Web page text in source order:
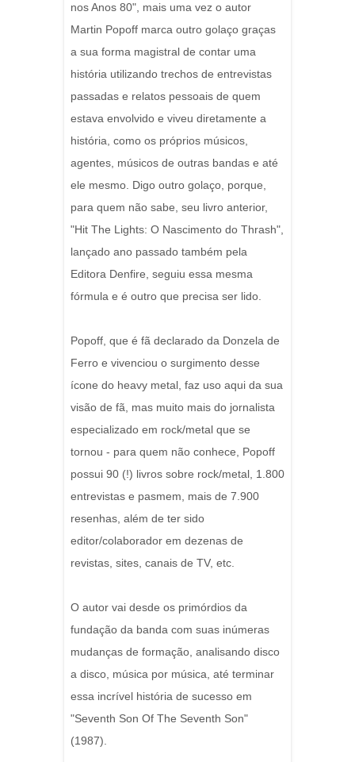
nos Anos 80", mais uma vez o autor
Martin Popoff marca outro golaço graças
a sua forma magistral de contar uma
história utilizando trechos de entrevistas
passadas e relatos pessoais de quem
estava envolvido e viveu diretamente a
história, como os próprios músicos,
agentes, músicos de outras bandas e até
ele mesmo. Digo outro golaço, porque,
para quem não sabe, seu livro anterior,
"Hit The Lights: O Nascimento do Thrash",
lançado ano passado também pela
Editora Denfire, seguiu essa mesma
fórmula e é outro que precisa ser lido.
Popoff, que é fã declarado da Donzela de
Ferro e vivenciou o surgimento desse
ícone do heavy metal, faz uso aqui da sua
visão de fã, mas muito mais do jornalista
especializado em rock/metal que se
tornou - para quem não conhece, Popoff
possui 90 (!) livros sobre rock/metal, 1.800
entrevistas e pasmem, mais de 7.900
resenhas, além de ter sido
editor/colaborador em dezenas de
revistas, sites, canais de TV, etc.
O autor vai desde os primórdios da
fundação da banda com suas inúmeras
mudanças de formação, analisando disco
a disco, música por música, até terminar
essa incrível história de sucesso em
"Seventh Son Of The Seventh Son"
(1987).